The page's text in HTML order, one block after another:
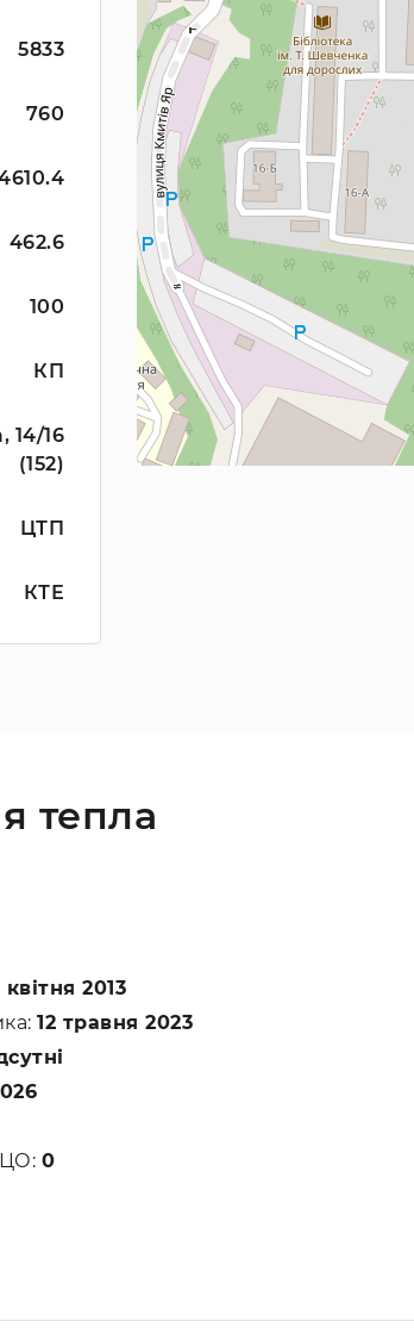
5833
760
462.6
100
КП
14/16
(152)
ЦТП
КТЕ
тепла
квітня 2013
12 травня 2023
ЦО: 0